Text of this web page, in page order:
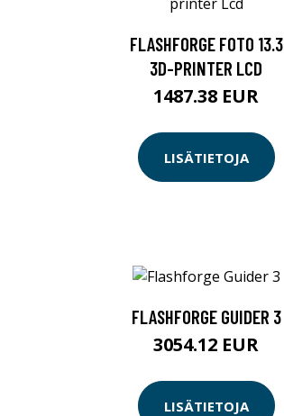
FLASHFORGE FOTO 13.3
3D-PRINTER LCD
1487.38 EUR
LISÄTIETOJA
FLASHFORGE GUIDER 3
3054.12 EUR
LISÄTIETOJA